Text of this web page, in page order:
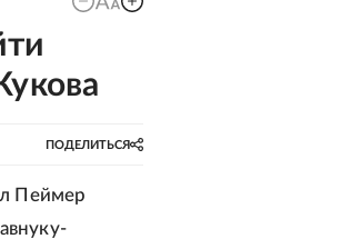
ПОДЕЛИТЬСЯ
Пеймер